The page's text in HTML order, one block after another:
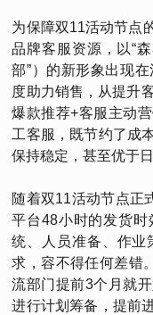
为保障双11活动节点
品牌客服资源，以“
部”）的新形象出现
度助力销售，从提升
爆款推荐+客服主动
工客服，既节约了成
保持稳定，甚至优于日
随着双11活动节点正
平台48小时的发货
统、人员准备、作业
求，容不得任何差错
流部门提前3个月就
进行计划筹备，提前